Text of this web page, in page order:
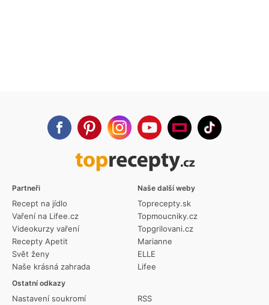
Partneři
Recept na jídlo
Vaření na Lifee.cz
Videokurzy vaření
Recepty Apetit
Svět ženy
Naše krásná zahrada
Ostatní odkazy
Nastavení soukromí
RSS
Naše další weby
Toprecepty.sk
Topmoucniky.cz
Topgrilovani.cz
Marianne
ELLE
Lifee